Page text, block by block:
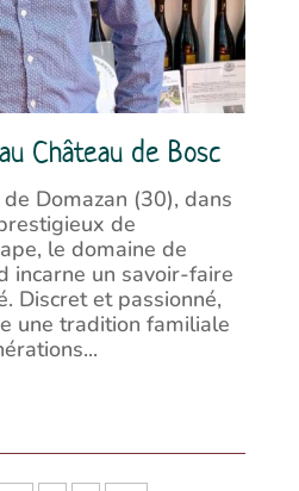
Château de Bosc
Domazan (30), dans
de
le domaine de
incarne un savoir-faire
Discret et passionné,
une tradition familiale